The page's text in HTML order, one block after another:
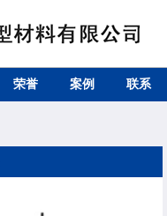
荣誉 案例 联系